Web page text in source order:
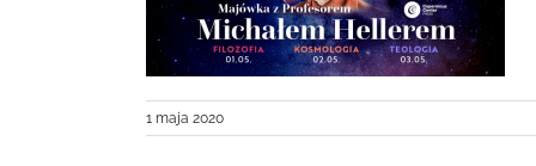
1 maja 2020